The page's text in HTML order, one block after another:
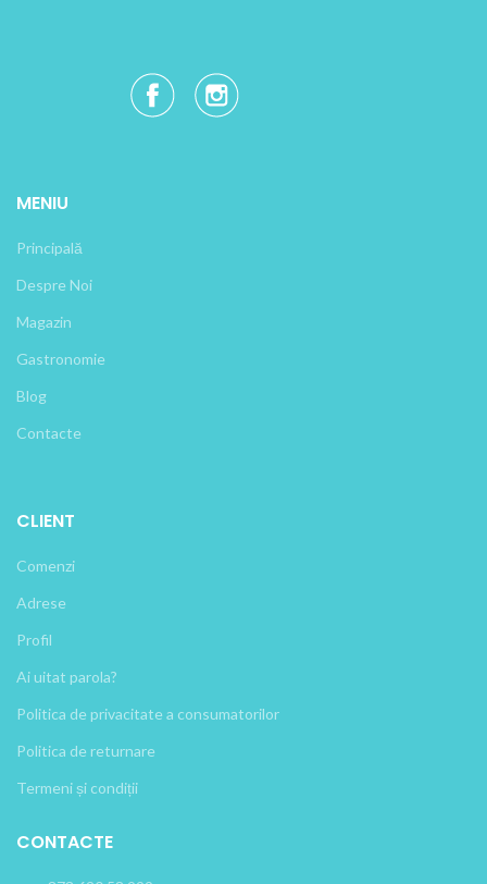
MENIU
Principală
Despre Noi
Magazin
Gastronomie
Blog
Contacte
CLIENT
Comenzi
Adrese
Profil
Ai uitat parola?
Politica de privacitate a consumatorilor
Politica de returnare
Termeni și condiții
CONTACTE